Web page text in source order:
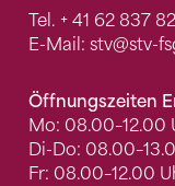
Tel. + 41 62 837
E-Mail: stv@stv-
Öffnungszeiten
Mo: 08.00–12.00
Di-Do:
Fr: 08.00–12.00